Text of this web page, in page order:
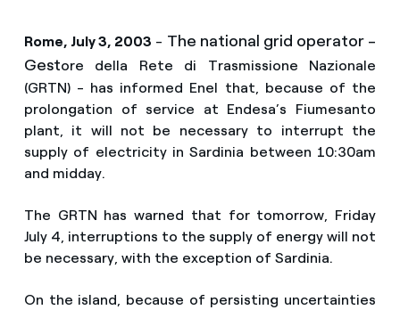
Rome, July 3, 2003 - The national grid operator -
Gestore della Rete di Trasmissione Nazionale
(GRTN) - has informed Enel that, because of the
prolongation of service at Endesa’s Fiumesanto
plant, it will not be necessary to interrupt the
supply of electricity in Sardinia between 10:30am
and midday.
The GRTN has warned that for tomorrow, Friday
July 4, interruptions to the supply of energy will not
be necessary, with the exception of Sardinia.
On the island, because of persisting uncertainties